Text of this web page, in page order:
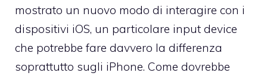
mostrato un nuovo modo di interagire con i
dispositivi iOS, un particolare input device
che potrebbe fare davvero la differenza
soprattutto sugli iPhone. Come dovrebbe